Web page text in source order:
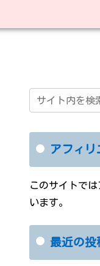
アフィリ
このサイトで
います。
最近の投